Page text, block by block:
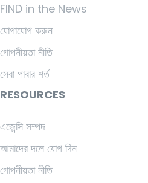
FIND in the News
যোগাযোগ করুন
গোপনীয়তা নীতি
সেবা পাবার শর্ত
RESOURCES
এজেন্সি সম্পদ
আমাদের দলে যোগ দিন
গোপনীয়তা নীতি